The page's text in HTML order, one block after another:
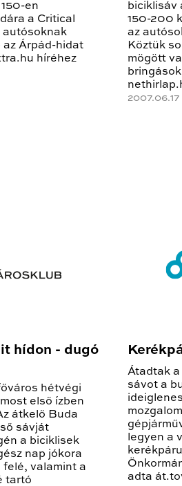
en
a Critical
autósoknak
Árpád-hidat
híréhez
biciklisáv
150-200
az
Köztük
mögött
2007.06.17
hídon - dugó
hétvégi
első ízben
átkelő Buda
sávját
a biciklisek
nap jókora
felé, valamint a
tartó
Átadtak a
sávot a
legyen a
adta